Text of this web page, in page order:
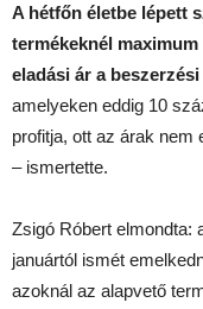
A hétfőn életbe lépett
termékeknél
eladási ár a
amelyeken eddig 10
profitja, ott az árak nem
– ismertette.
Zsigó Róbert elmondta:
januártól ismét
azoknál az alapvető